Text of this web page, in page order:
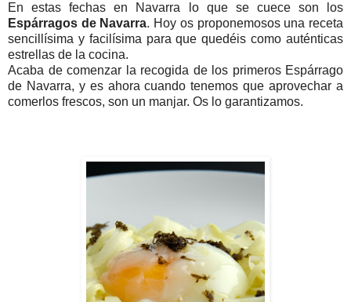
En estas fechas en Navarra lo que se cuece son los
Espárragos de Navarra. Hoy os proponemosos una receta
sencillísima y facilísima para que quedéis como auténticas
estrellas de la cocina.
Acaba de comenzar la recogida de los primeros Espárrago
de Navarra, y es ahora cuando tenemos que aprovechar a
comerlos frescos, son un manjar. Os lo garantizamos.